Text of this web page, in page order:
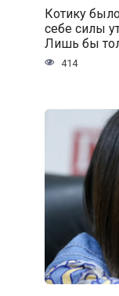
Котику
себе силы
Лишь бы
414